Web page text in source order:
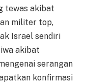
tewas akibat
militer top,
Israel sendiri
akibat
serangan
konfirmasi